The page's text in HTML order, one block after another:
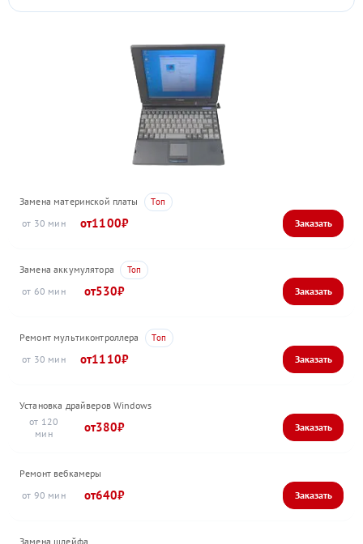
Замена материнской платы
30
1100
Замена аккумулятора
60
530
Ремонт мультиконтроллера
30
1110
Установка драйверов Windows
120
380
Ремонт вебкамеры
90
640
Замена шлейфа